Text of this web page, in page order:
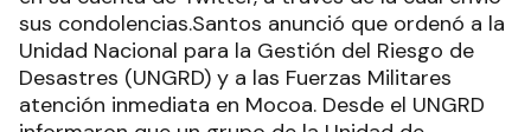
sus condolencias.Santos anunció que ordenó a la
Unidad Nacional para la Gestión del Riesgo de
Desastres (UNGRD) y a las Fuerzas Militares
atención inmediata en Mocoa. Desde el UNGRD